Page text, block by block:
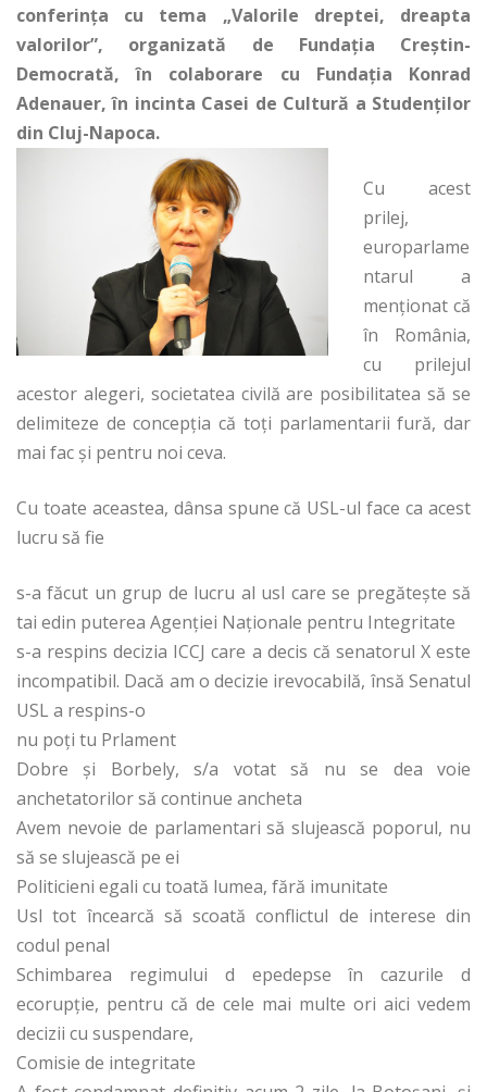
conferinţa cu tema „Valorile dreptei, dreapta
valorilor”, organizată de Fundația Creștin-
Democrată, în colaborare cu Fundația Konrad
Adenauer, în incinta Casei de Cultură a Studenților
din Cluj-Napoca.
Cu acest
prilej,
europarlame
ntarul a
menționat că
în România,
cu prilejul
acestor alegeri, societatea civilă are posibilitatea să se
delimiteze de concepția că toți parlamentarii fură, dar
mai fac și pentru noi ceva.
Cu toate aceastea, dânsa spune că USL-ul face ca acest
lucru să fie
s-a făcut un grup de lucru al usl care se pregătește să
tai edin puterea Agenției Naționale pentru Integritate
s-a respins decizia ICCJ care a decis că senatorul X este
incompatibil. Dacă am o decizie irevocabilă, însă Senatul
USL a respins-o
nu poți tu Prlament
Dobre și Borbely, s/a votat să nu se dea voie
anchetatorilor să continue ancheta
Avem nevoie de parlamentari să slujească poporul, nu
să se slujească pe ei
Politicieni egali cu toată lumea, fără imunitate
Usl tot încearcă să scoată conflictul de interese din
codul penal
Schimbarea regimului d epedepse în cazurile d
ecorupție, pentru că de cele mai multe ori aici vedem
decizii cu suspendare,
Comisie de integritate